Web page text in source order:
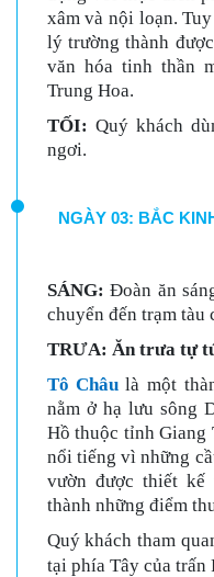
xâm và nội loạn.
lý trường thành
văn hóa tinh thần
Trung Hoa.
TỐI: Quý khách
ngơi.
NGÀY 03: BẮC
SÁNG: Đoàn ăn
chuyển đến trạm tàu
TRƯA: Ăn trưa tự
Tô Châu là một
nằm ở hạ lưu sông
Hồ thuộc tỉnh Giang
nổi tiếng vì những
vườn được thiết
thành những điểm
Quý khách tham
tại phía Tây của trấn